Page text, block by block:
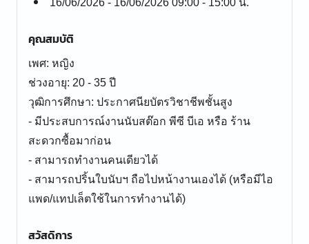
16/06/2026 - 16/06/2026 09:00 - 15:00 น.
คุณสมบัติ
เพศ: หญิง
ช่วงอายุ: 20 - 35 ปี
วุฒิการศึกษา: ประกาศนียบัตรวิชาชีพชั้นสูง
- มีประสบการณ์งานนับสต๊อก พีซี บีเอ หรือ ร้าน
สะดวกซื้อมาก่อน
- สามารถทำงานคนเดียวได้
- สามารถปริ้นใบนับฯ ถือไปหน้างานเองได้ (หรือมีไอ
แพด/แทปเล็ตใช้ในการทำงานได้)
สวัสดิการ